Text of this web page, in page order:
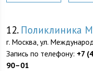
12. Поликлиника
г. Москва, ул.
Запись по телефону: +7
90–01